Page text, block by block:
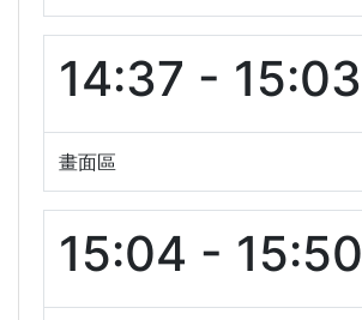
14:37 - 15:03
畫面區
15:04 - 15:50